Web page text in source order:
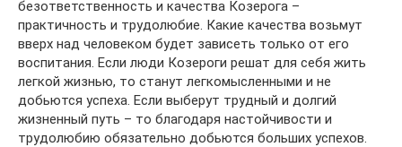
безответственность и качества Козерога –
практичность и трудолюбие. Какие качества возьмут
вверх над человеком будет зависеть только от его
воспитания. Если люди Козероги решат для себя жить
легкой жизнью, то станут легкомысленными и не
добьются успеха. Если выберут трудный и долгий
жизненный путь – то благодаря настойчивости и
трудолюбию обязательно добьются больших успехов.